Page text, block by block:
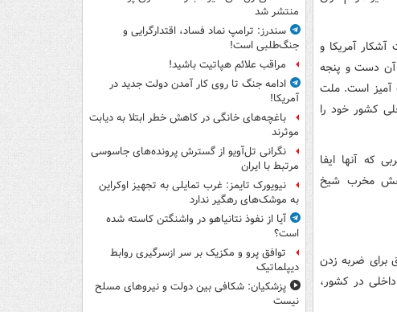
آمریکا و
آن دست و پنجه
آمیز است. ملت
کشور خود را
که آنها ایفا
نقش مخرب شیخ
برای ضربه زدن
در کشور،
منتشر شد
سندرز: ترامپ نماد فساد، اقتدارگرایی و
جنگ‌طلبی است!
مراقب علائم هپاتیت باشید!
ادامه جنگ تا روی کار آمدن دولت جدید در
آمریکا!
باغچه‌های خانگی در کاهش خطر ابتلا به دیابت
موثرند
نگرانی تل‌آویو از گسترش پرونده‌های جاسوسی
مرتبط با ایران
نیویورک تایمز: غرب تمایلی به تجهیز اوکراین
به موشک‌های رهگیر ندارد
آیا از نفوذ نتانیاهو در واشنگتن کاسته شده
است؟
توافق پرو و مکزیک بر سر ازسرگیری روابط
دیپلماتیک
پزشکیان: شکافی بین دولت و نیروهای مسلح
نیست